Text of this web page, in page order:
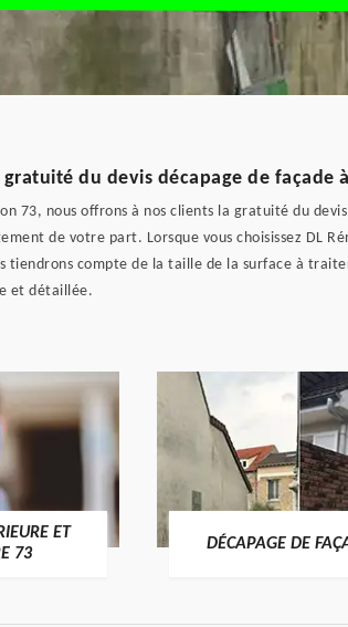
du devis décapage de façade
73, nous offrons à nos clients la gratuité du
de votre part. Lorsque vous choisissez DL
tiendrons compte de la taille de la surface à
et détaillée.
ET
73
DÉCAPAGE DE